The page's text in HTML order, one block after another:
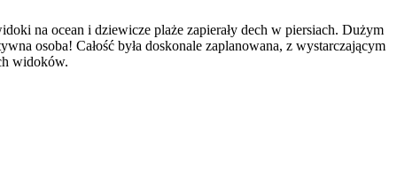
na ocean i dziewicze plaże zapierały dech w piersiach. Dużym
osoba! Całość była doskonale zaplanowana, z wystarczającym
widoków.